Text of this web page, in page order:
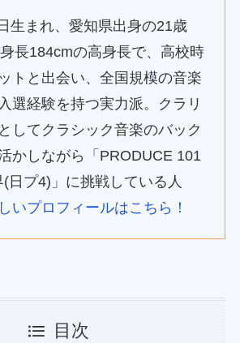
生まれ、愛知県出身の21歳
長184cmの高身長で、高校時
トと出会い、全国規模の音楽
選経験を持つ実力派。クラリ
してクラシック音楽のバック
かしながら「PRODUCE 101
日プ4)」に挑戦している人
いプロフィールはこちら！
目次